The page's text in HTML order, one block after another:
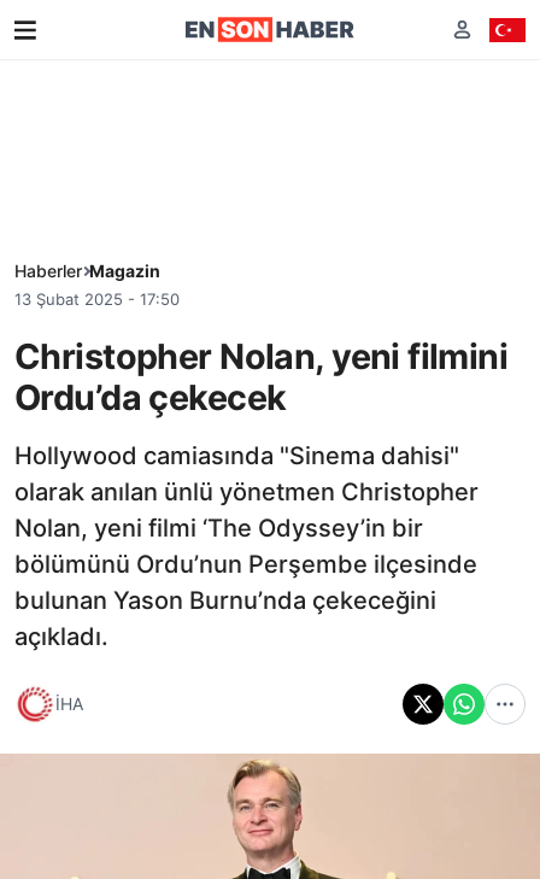
Haberler Magazin
13 Şubat 2025 - 17:50
Christopher Nolan, yeni filmini
Ordu’da çekecek
Hollywood camiasında "Sinema dahisi"
olarak anılan ünlü yönetmen Christopher
Nolan, yeni filmi ‘The Odyssey’in bir
bölümünü Ordu’nun Perşembe ilçesinde
bulunan Yason Burnu’nda çekeceğini
açıkladı.
İHA